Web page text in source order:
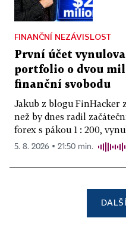
FINANČNÍ NEZÁVISLOST
První účet
portfolio o dvou
finanční svobodu
Jakub z blogu FinHacker
než by dnes radil
forex s pákou 1 : 200,
5. 8. 2026 ▪ 21:50 min.